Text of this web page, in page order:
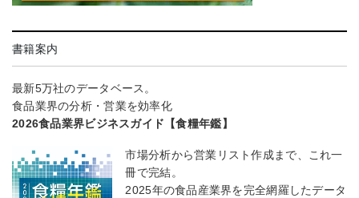
書籍案内
最新5万社のデータベース。
食品業界の分析・営業を効率化
2026食品業界ビジネスガイド【食糧年鑑】
市場分析から営業リスト作成まで、これ一
冊で完結。
2025年の食品産業界を完全網羅したデータ